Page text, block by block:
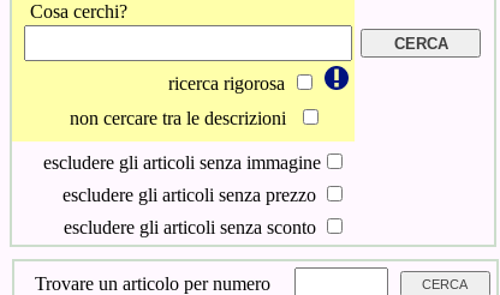
Cosa cerchi?
ricerca rigorosa
non cercare tra le descrizioni
escludere gli articoli senza immagine
escludere gli articoli senza prezzo
escludere gli articoli senza sconto
Trovare un articolo per numero